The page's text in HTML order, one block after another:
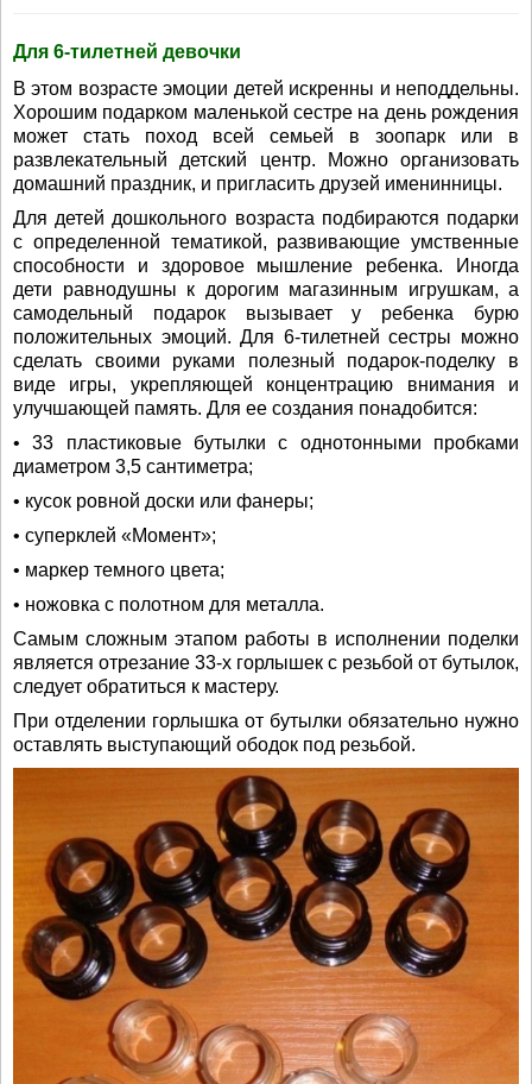
Для 6-тилетней девочки
В этом возрасте эмоции детей искренны и неподдельны.
Хорошим подарком маленькой сестре на день рождения
может стать поход всей семьей в зоопарк или в
развлекательный детский центр. Можно организовать
домашний праздник, и пригласить друзей именинницы.
Для детей дошкольного возраста подбираются подарки
с определенной тематикой, развивающие умственные
способности и здоровое мышление ребенка. Иногда
дети равнодушны к дорогим магазинным игрушкам, а
самодельный подарок вызывает у ребенка бурю
положительных эмоций. Для 6-тилетней сестры можно
сделать своими руками полезный подарок-поделку в
виде игры, укрепляющей концентрацию внимания и
улучшающей память. Для ее создания понадобится:
• 33 пластиковые бутылки с однотонными пробками
диаметром 3,5 сантиметра;
• кусок ровной доски или фанеры;
• суперклей «Момент»;
• маркер темного цвета;
• ножовка с полотном для металла.
Самым сложным этапом работы в исполнении поделки
является отрезание 33-х горлышек с резьбой от бутылок,
следует обратиться к мастеру.
При отделении горлышка от бутылки обязательно нужно
оставлять выступающий ободок под резьбой.